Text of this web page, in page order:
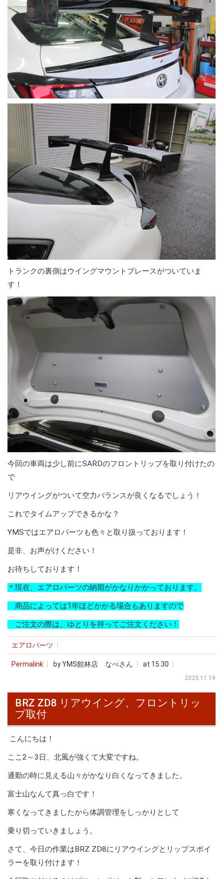
トランクの裏側はウイングマウントブレースがついていま
す！
今回の車両は少し前にSARDのフロントリップを取り付けたの
で
リアウイングがついて空力バランスが良くなるでしょう！
これでタイムアップできるかな？
YMSではエアロパーツも色々と取り扱っております！
是非、お声がけください！
お待ちしております！
＊現在、エアロパーツの納期がかなりかかっております。
商品によっては1年ほどかかる場合もありますので
ご注文の際は、ゆとりを持ってご注文ください！
エアロパーツ
Permalink by YMS館林店 なべさん at 15:30
2023.11.19
BRZ ZD8 リアウイング、フロントリッ
プ取付
こんにちは！
ここ2～3日、北風が強くて大変ですね。
通勤の時に見える山々がかなり白くなってきました。
富士山なんて真っ白です！
寒くなってきましたから体調管理をしっかりとして
乗り切っていきましょう。
さて、今日の作業はBRZ ZD8にリアウイングとリップスポイ
ラーを取り付けます！